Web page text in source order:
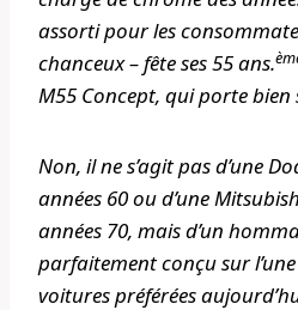
assorti pour les
chanceux – fête ses 55 ans.
M55 Concept, qui porte bien
Non, il ne s’agit pas d’une
années 60 ou d’une
années 70, mais d’un
parfaitement conçu sur
voitures préférées